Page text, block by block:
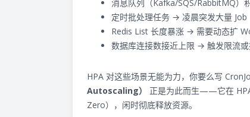
消息队列（Kafka/SQS/RabbitMQ）
定时批处理任务 → 凌晨突发大量 Job
Redis List 长度暴涨 → 需要动态扩
数据库连接数接近上限 → 触发限流
HPA 对这些场景无能为力，你要么写
Autoscaling）
正是为此而生——它在
Zero），闲时彻底释放资源。